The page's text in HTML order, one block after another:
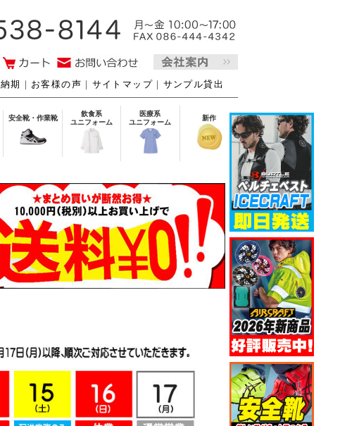
納期 ｜ お客様の声 ｜ サイトマップ ｜ サンプル貸出
安全靴・作業靴
飲食系
ユニフォーム
医療系
ユニフォーム
新作